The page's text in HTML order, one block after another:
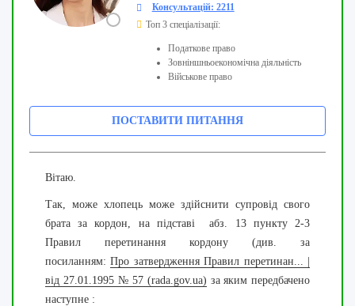
Консультацій: 2211
Топ 3 спеціалізації:
Податкове право
Зовніншньоекономічна діяльність
Військове право
ПОСТАВИТИ ПИТАННЯ
Вітаю.
Так, може хлопець може здійснити супровід свого
брата за кордон, на підставі абз. 13 пункту 2-3
Правил перетинання кордону (див. за
посиланням:Про затвердження Правил перетинан... |
від 27.01.1995 № 57 (rada.gov.ua) за яким передбачено
наступне :